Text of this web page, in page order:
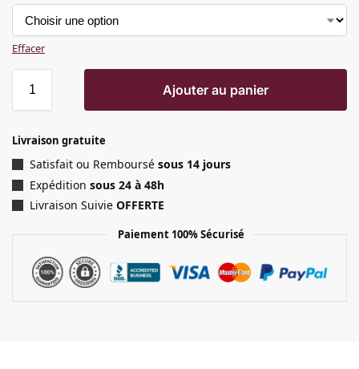
Effacer
Ajouter au panier
Livraison gratuite
Satisfait ou Remboursé sous 14 jours
Expédition sous 24 à 48h
Livraison Suivie OFFERTE
Paiement 100% Sécurisé